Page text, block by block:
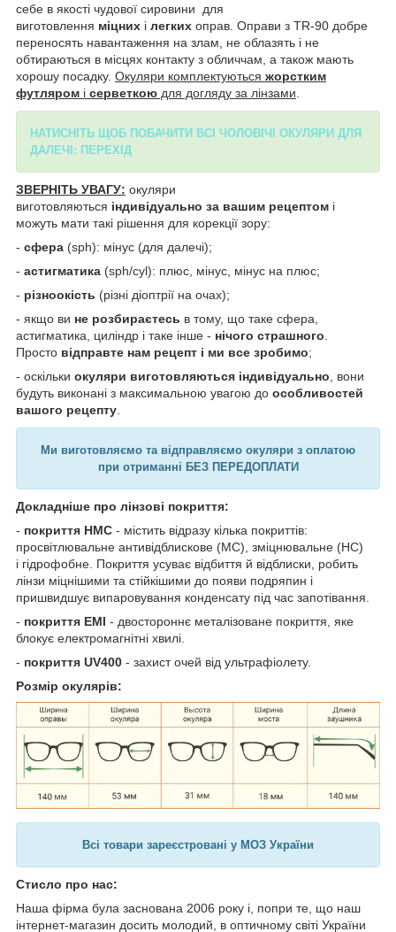
себе в якості чудової сировини для
виготовлення міцних і легких оправ. Оправи з TR-90 добре
переносять навантаження на злам, не облазять і не
обтираються в місцях контакту з обличчам, а також мають
хорошу посадку. Окуляри комплектуються жорстким
футляром і серветкою для догляду за лінзами
НАТИСНІТЬ ЩОБ ПОБАЧИТИ ВСІ ЧОЛОВІЧІ ОКУЛЯРИ ДЛЯ
ДАЛЕЧІ: ПЕРЕХІД
ЗВЕРНІТЬ УВАГУ: окуляри
виготовляються індивідуально за вашим рецептом і
можуть мати такі рішення для корекції зору:
- сфера (sph): мінус (для далечі);
- астигматика (sph/cyl): плюс, мінус, мінус на плюс;
- різноокість (різні діоптрії на очах);
- якщо ви не розбираєтесь в тому, що таке сфера,
астигматика, циліндр і таке інше - нічого страшного
Просто відправте нам рецепт і ми все зробимо;
- оскільки окуляри виготовляються індивідуально , вони
будуть виконані з максимальною увагою до особливостей
вашого рецепту
Ми виготовляємо та відправляємо окуляри з оплатою
при отриманні БЕЗ ПЕРЕДОПЛАТИ
Докладніше про лінзові покриття:
- покриття HMC - містить відразу кілька покриттів:
просвітлювальне антивідблискове (MC), зміцнювальне (HC)
і гідрофобне. Покриття усуває відбиття й відблиски, робить
лінзи міцнішими та стійкішими до появи подряпин і
пришвидшує випаровування конденсату під час запотівання.
- покриття EMI - двостороннє металізоване покриття, яке
блокує електромагнітні хвилі.
- покриття UV400 - захист очей від ультрафіолету.
Розмір окулярів:
Всі товари зареєстровані у МОЗ України
Стисло про нас:
Наша фірма була заснована 2006 року і, попри те, що наш
інтернет-магазин досить молодий, в оптичному світі України